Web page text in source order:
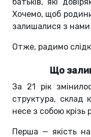
Хочемо, щоб
залишалися з нами
Отже, радимо
Що
За 21 рік
структура, склад
несе з собою крізь
Перша — якість